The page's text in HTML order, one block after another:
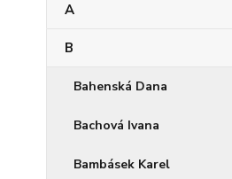
A
B
Bahenská Dana
Bachová Ivana
Bambásek Karel